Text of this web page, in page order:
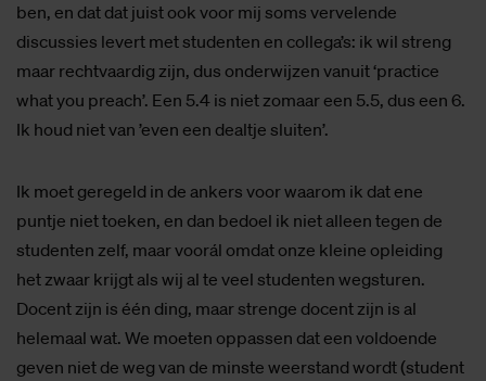
ben, en dat dat juist ook voor mij soms vervelende
discussies levert met studenten en collega’s: ik wil streng
maar rechtvaardig zijn, dus onderwijzen vanuit ‘practice
what you preach’. Een 5.4 is niet zomaar een 5.5, dus een 6.
Ik houd niet van ’even een dealtje sluiten’.
Ik moet geregeld in de ankers voor waarom ik dat ene
puntje niet toeken, en dan bedoel ik niet alleen tegen de
studenten zelf, maar voorál omdat onze kleine opleiding
het zwaar krijgt als wij al te veel studenten wegsturen.
Docent zijn is één ding, maar strenge docent zijn is al
helemaal wat. We moeten oppassen dat een voldoende
geven niet de weg van de minste weerstand wordt (student